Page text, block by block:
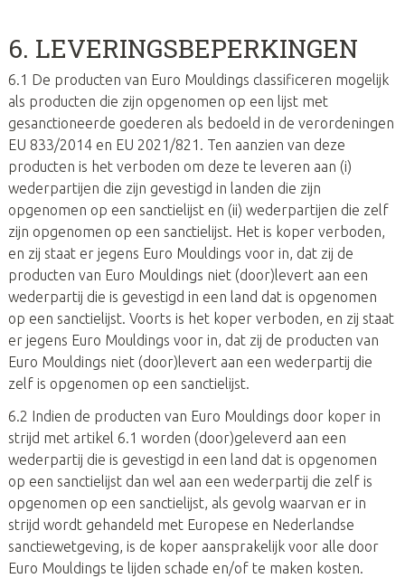
6. LEVERINGSBEPERKINGEN
6.1 De producten van Euro Mouldings classificeren mogelijk
als producten die zijn opgenomen op een lijst met
gesanctioneerde goederen als bedoeld in de verordeningen
EU 833/2014 en EU 2021/821. Ten aanzien van deze
producten is het verboden om deze te leveren aan (i)
wederpartijen die zijn gevestigd in landen die zijn
opgenomen op een sanctielijst en (ii) wederpartijen die zelf
zijn opgenomen op een sanctielijst. Het is koper verboden,
en zij staat er jegens Euro Mouldings voor in, dat zij de
producten van Euro Mouldings niet (door)levert aan een
wederpartij die is gevestigd in een land dat is opgenomen
op een sanctielijst. Voorts is het koper verboden, en zij staat
er jegens Euro Mouldings voor in, dat zij de producten van
Euro Mouldings niet (door)levert aan een wederpartij die
zelf is opgenomen op een sanctielijst.
6.2 Indien de producten van Euro Mouldings door koper in
strijd met artikel 6.1 worden (door)geleverd aan een
wederpartij die is gevestigd in een land dat is opgenomen
op een sanctielijst dan wel aan een wederpartij die zelf is
opgenomen op een sanctielijst, als gevolg waarvan er in
strijd wordt gehandeld met Europese en Nederlandse
sanctiewetgeving, is de koper aansprakelijk voor alle door
Euro Mouldings te lijden schade en/of te maken kosten.